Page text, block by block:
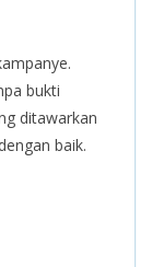
bukti
ditawarkan
baik.